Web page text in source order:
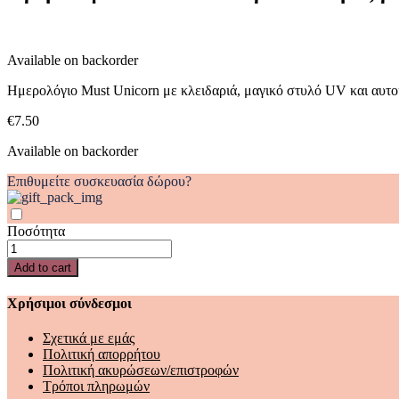
και
quantity
Available on backorder
Ημερολόγιο Must Unicorn με κλειδαριά, μαγικό στυλό UV και
€7.50
Available on backorder
Επιθυμείτε συσκευασία δώρου?
Ποσότητα
Ημερολόγιο
Must
Unicorn
με
κλειδαριά,
στυλό
αυτοκόλλητα
Add to cart
Χρήσιμοι σύνδεσμοι
Σχετικά με εμάς
Πολιτική απορρήτου
Πολιτική ακυρώσεων/επιστροφών
Τρόποι πληρωμών